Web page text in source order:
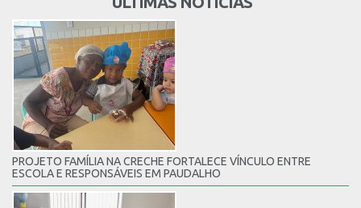
PROJETO FAMÍLIA NA CRECHE FORTALECE VÍNCULO ENTRE
ESCOLA E RESPONSÁVEIS EM PAUDALHO